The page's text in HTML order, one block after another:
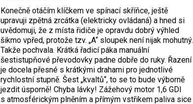
Konečně otáčím klíčkem ve spínací skříňce, ještě
upravuji zpětná zrcátka (elektricky ovládaná) a hned si
uvědomuji, že z místa řidiče je opravdu dobrý výhled
šikmo vpřed, protože tzv. „A“ sloupek není nijak mohutný.
Takže pochvala. Krátká řadicí páka manuální
šestistupňové převodovky padne dobře do ruky. Řazení
je docela přesné s krátkými drahami pro jednotlivé
rychlostní stupně. Šest „kvaltů“, to se to bude výborně
jezdit úsporně! Chyba lávky! Zážehový motor 1,6 GDI
s atmosférickým plněním a přímým vstřikem paliva sice